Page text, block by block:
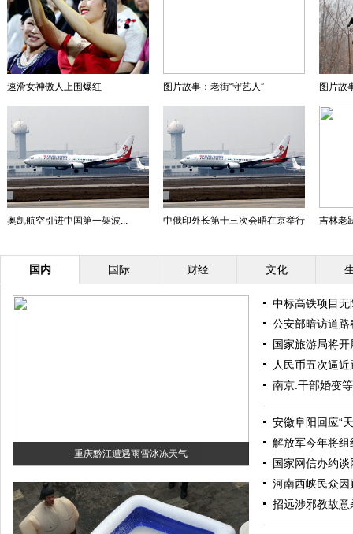
速滑女神傲人上围爆红 图片故事：老街“守艺人” 图片故
奥凯航空引进中国第一架波... 中俄印外长第十三次会晤在京举行 吉林老
国内 国际 财经 文化
重庆黔江遭遇雨雪冰冻天气
中标高铁项目
公安部暗访道
国家旅游局将
人民币五次逼
南京:干部婚变
安徽阜阳回应“
解放军今年将
国家网信办约
河南西峡民众
招远涉邪教故